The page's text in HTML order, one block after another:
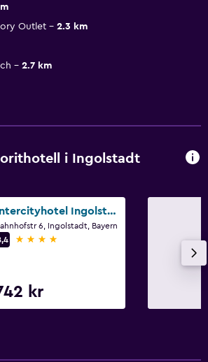
Outlet
2.3 km
2.7 km
i Ingolstadt
Intercityhotel Ingolstadt
6, Ingolstadt, Bayern
4 stjärnor
kr